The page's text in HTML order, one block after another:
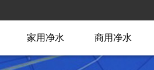
家用净水 商用净水